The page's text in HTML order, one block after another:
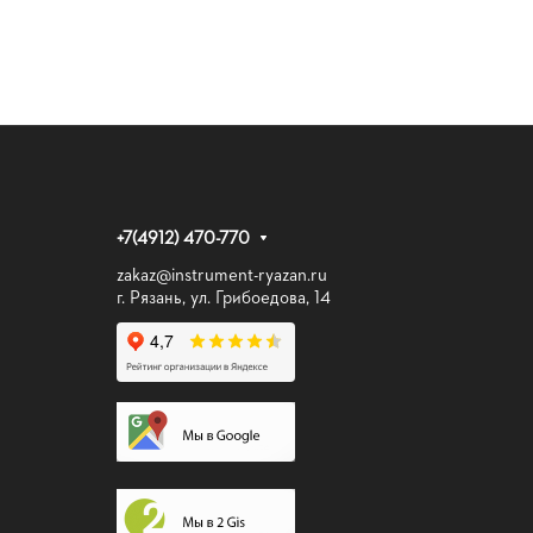
+7(4912) 470-770
zakaz@instrument-ryazan.ru
г. Рязань, ул. Грибоедова, 14